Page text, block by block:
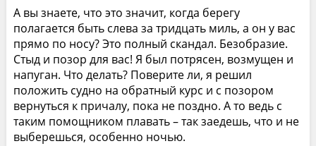
А вы знаете, что это значит, когда берегу
полагается быть слева за тридцать миль, а он у вас
прямо по носу? Это полный скандал. Безобразие.
Стыд и позор для вас! Я был потрясен, возмущен и
напуган. Что делать? Поверите ли, я решил
положить судно на обратный курс и с позором
вернуться к причалу, пока не поздно. А то ведь с
таким помощником плавать – так заедешь, что и не
выберешься, особенно ночью.